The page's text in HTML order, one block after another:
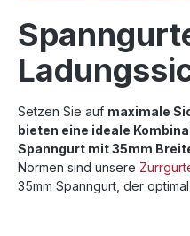
Setzen Sie auf maximale
bieten eine ideale
Spanngurt mit 35mm
Normen sind unsere
35mm Spanngurt, der